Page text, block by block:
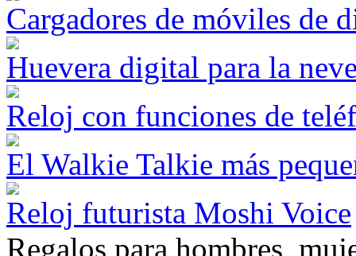
Cargadores de móviles de
Huevera digital para la
Reloj con funciones de
El Walkie Talkie más
Reloj futurista Moshi Voice
Regalos para hombres,